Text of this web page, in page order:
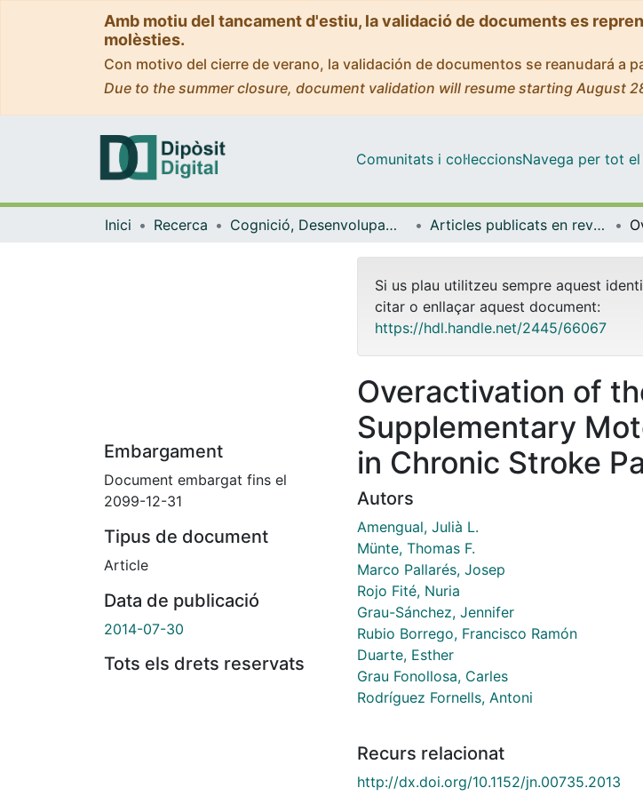
Amb motiu del tancament d'estiu, la validació de documents es
molèsties.
Con motivo del cierre de verano, la validación de documentos se reanudará a
Due to the summer closure, document validation will resume starting August
Comunitats i col·leccionsNavega per tot el
Inici Recerca Cognició, Desenvolupament i Psicologia de l'Educació Articles publicats en revistes (Cognició, Desenvolupament i Psicologia de l'Educació)
Embargament
Document embargat fins el
2099-12-31
Tipus de document
Article
Data de publicació
2014-07-30
Tots els drets reservats
Si us plau utilitzeu sempre aquest
citar o enllaçar aquest document:
https://hdl.handle.net/2445/66067
Overactivation of
Supplementary
in Chronic Stroke
Autors
Amengual, Julià L.
Münte, Thomas F.
Marco Pallarés, Josep
Rojo Fité, Nuria
Grau-Sánchez, Jennifer
Rubio Borrego, Francisco Ramón
Duarte, Esther
Grau Fonollosa, Carles
Rodríguez Fornells, Antoni
Recurs relacionat
http://dx.doi.org/10.1152/jn.00735.2013